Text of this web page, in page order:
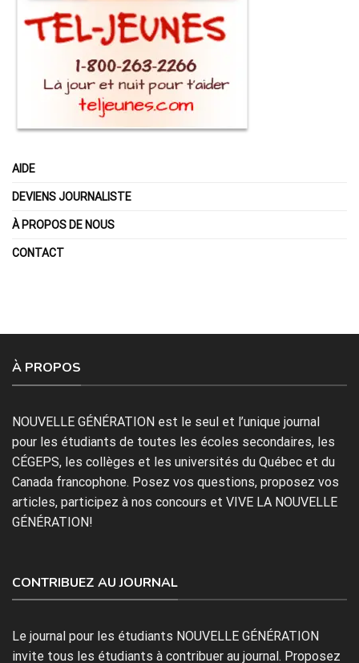
AIDE
DEVIENS JOURNALISTE
À PROPOS DE NOUS
CONTACT
À PROPOS
NOUVELLE GÉNÉRATION est le seul et l’unique journal
pour les étudiants de toutes les écoles secondaires, les
CÉGEPS, les collèges et les universités du Québec et du
Canada francophone. Posez vos questions, proposez vos
articles, participez à nos concours et VIVE LA NOUVELLE
GÉNÉRATION!
CONTRIBUEZ AU JOURNAL
Le journal pour les étudiants NOUVELLE GÉNÉRATION
invite tous les étudiants à contribuer au journal. Proposez